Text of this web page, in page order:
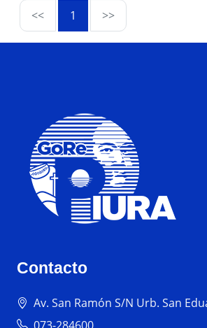
<<
1 >>
Contacto
Av. San Ramón S/N Urb. San